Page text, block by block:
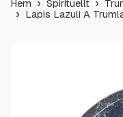
Hem Spirituellt
Lapis Lazuli A